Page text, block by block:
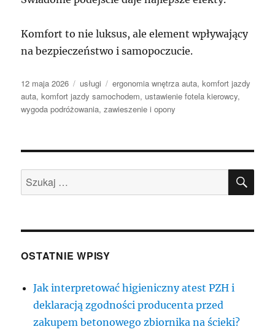
Komfort to nie luksus, ale element wpływający
na bezpieczeństwo i samopoczucie.
Data
publikacji
12 maja 2026 Kategorie
usługi Tagi
ergonomia wnętrza auta,komfort jazdy
auta,komfort jazdy samochodem, ustawienie fotela kierowcy,
wygoda podróżowania,zawieszenie i opony
Szukaj:
OSTATNIE WPISY
Jak interpretować higieniczny atest PZH i
deklaracją zgodności producenta przed
zakupem betonowego zbiornika na ścieki?